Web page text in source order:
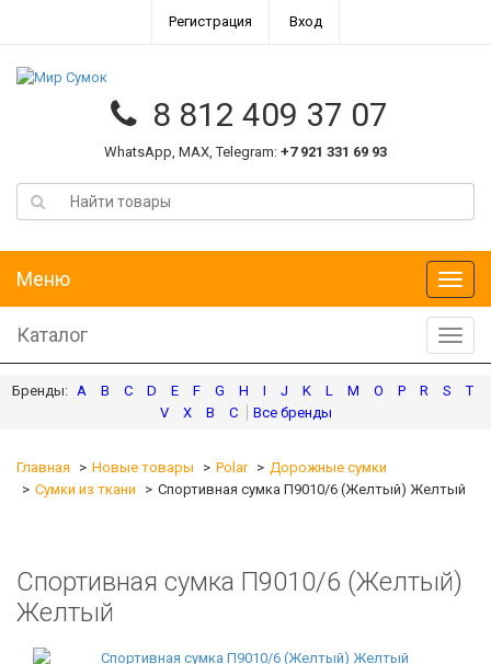
Регистрация Вход
8 812 409 37 07
WhatsApp, MAX, Telegram: +7 921 331 69 93
Меню
Меню
Каталог
A B C D E F G H I J K L M O P R S
T
V
X В С
Главная Новые товары Polar
Дорожные сумки
Сумки из ткани
Спортивная сумка П9010/6 (Желтый) Желтый
Спортивная сумка П9010/6 (Желтый)
Желтый